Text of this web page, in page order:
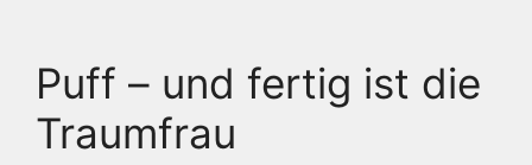
Puff – und fertig ist die
Traumfrau